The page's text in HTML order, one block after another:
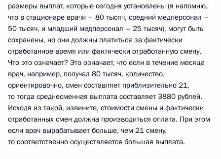
размеры выплат, которые сегодня установлены (я напомню,
что в стационаре врачи – 80 тысяч, средний медперсонал –
50 тысяч, и младший медперсонал – 25 тысяч), могут быть
сохранены, но они должны платиться за фактически
отработанное время или фактически отработанную смену.
Что это означает? Это означает, что если в течение месяца
врач, например, получал 80 тысяч, количество,
ориентировочно, смен составляет приблизительно 21,
то тогда среднесменная выплата составляет 3880 рублей.
Исходя из такой, извините, стоимости смены и фактически
отработанных смен должна производиться оплата. При этом
если врач вырабатывает больше, чем 21 смену,
то соответственно осуществляется большая выплата.